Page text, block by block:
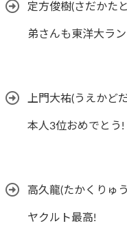
定方俊樹(さだかた
弟さんも東洋大ラ
上門大祐(うえかど
本人3位おめでとう!
高久龍(たかくりゅ
ヤクルト最高!